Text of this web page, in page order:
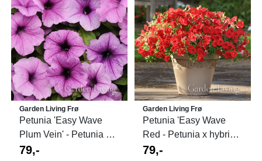
Garden Living Frø
Petunia 'Easy Wave
Plum Vein' - Petunia x
hybrida
79,-
Garden Living Frø
Petunia 'Easy Wave
Red - Petunia x hybrida,
heng
79,-